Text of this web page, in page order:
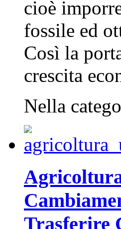
cioè
fossile ed
Così la
crescita
Nella
Trasferire